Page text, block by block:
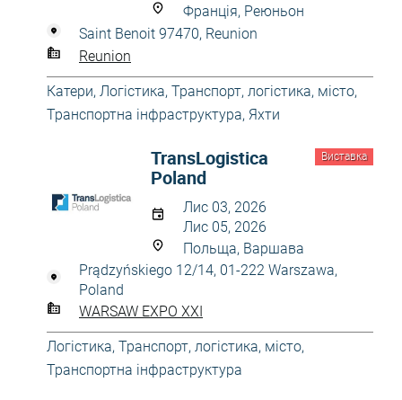
Франція, Реюньон
Saint Benoit 97470, Reunion
Reunion
Катери, Логістика, Транспорт, логістика, місто,
Транспортна інфраструктура, Яхти
Виставка
TransLogistica
Poland
Лис 03, 2026
Лис 05, 2026
Польща, Варшава
Prądzyńskiego 12/14, 01-222 Warszawa,
Poland
WARSAW EXPO XXI
Логістика, Транспорт, логістика, місто,
Транспортна інфраструктура